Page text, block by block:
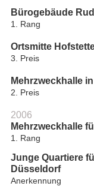
Bürogebäude
1. Rang
Ortsmitte
3. Preis
Mehrzweckhalle
2. Preis
2006
Mehrzweckhalle
1. Rang
Junge Quartiere
Düsseldorf
Anerkennung